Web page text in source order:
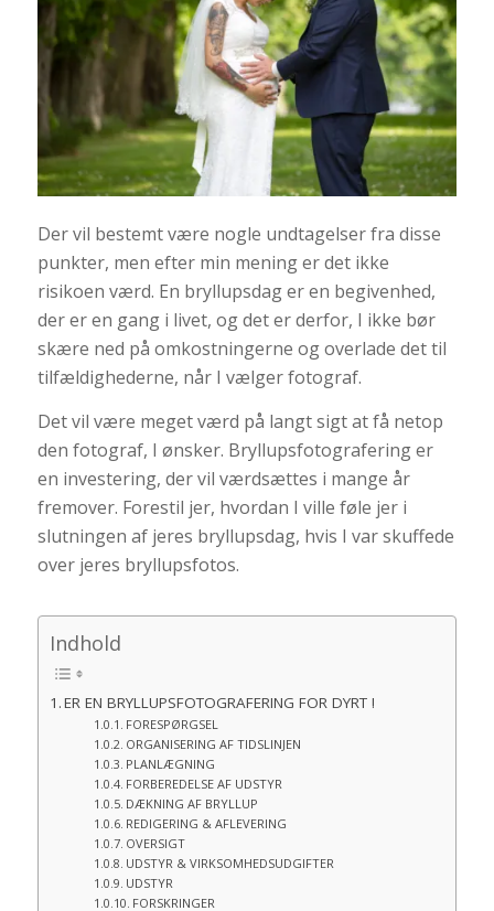
Der vil bestemt være nogle undtagelser fra disse
punkter, men efter min mening er det ikke
risikoen værd. En bryllupsdag er en begivenhed,
der er en gang i livet, og det er derfor, I ikke bør
skære ned på omkostningerne og overlade det til
tilfældighederne, når I vælger fotograf.
Det vil være meget værd på langt sigt at få netop
den fotograf, I ønsker. Bryllupsfotografering er
en investering, der vil værdsættes i mange år
fremover. Forestil jer, hvordan I ville føle jer i
slutningen af jeres bryllupsdag, hvis I var skuffede
over jeres bryllupsfotos.
Indhold
ER EN BRYLLUPSFOTOGRAFERING FOR DYRT !
FORESPØRGSEL
ORGANISERING AF TIDSLINJEN
PLANLÆGNING
FORBEREDELSE AF UDSTYR
DÆKNING AF BRYLLUP
REDIGERING & AFLEVERING
OVERSIGT
UDSTYR & VIRKSOMHEDSUDGIFTER
UDSTYR
FORSKRINGER